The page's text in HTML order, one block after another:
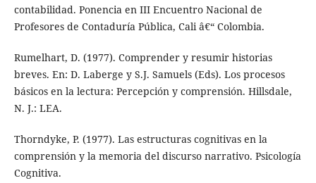
contabilidad. Ponencia en III Encuentro Nacional de
Profesores de Contaduría Pública, Cali â€“ Colombia.
Rumelhart, D. (1977). Comprender y resumir historias
breves. En: D. Laberge y S.J. Samuels (Eds). Los procesos
básicos en la lectura: Percepción y comprensión. Hillsdale,
N. J.: LEA.
Thorndyke, P. (1977). Las estructuras cognitivas en la
comprensión y la memoria del discurso narrativo. Psicología
Cognitiva.